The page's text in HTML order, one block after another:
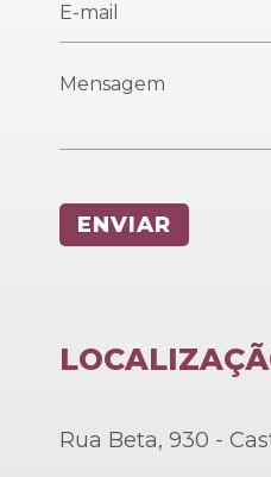
Rua Beta, 930 -